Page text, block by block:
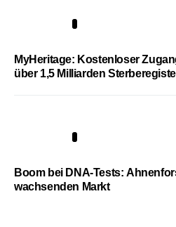
MyHeritage: Kostenloser
über 1,5 Milliarden
Boom bei DNA-Tests:
wachsenden Markt